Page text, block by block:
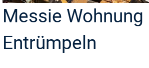
Messie Wohnung
Entrümpeln